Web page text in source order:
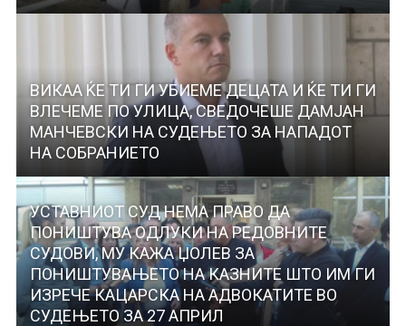
ВИКАА ЌЕ ТИ ГИ УБИЕМЕ ДЕЦАТА И ЌЕ ТИ ГИ
ВЛЕЧЕМЕ ПО УЛИЦА, СВЕДОЧЕШЕ ДАМЈАН
МАНЧЕВСКИ НА СУДЕЊЕТО ЗА НАПАДОТ
НА СОБРАНИЕТО
УСТАВНИОТ СУД НЕМА ПРАВО ДА
ПОНИШТУВА ОДЛУКИ НА РЕДОВНИТЕ
СУДОВИ, МУ КАЖА ЏОЛЕВ ЗА
ПОНИШТУВАЊЕТО НА КАЗНИТЕ ШТО ИМ ГИ
ИЗРЕЧЕ КАЦАРСКА НА АДВОКАТИТЕ ВО
СУДЕЊЕТО ЗА 27 АПРИЛ